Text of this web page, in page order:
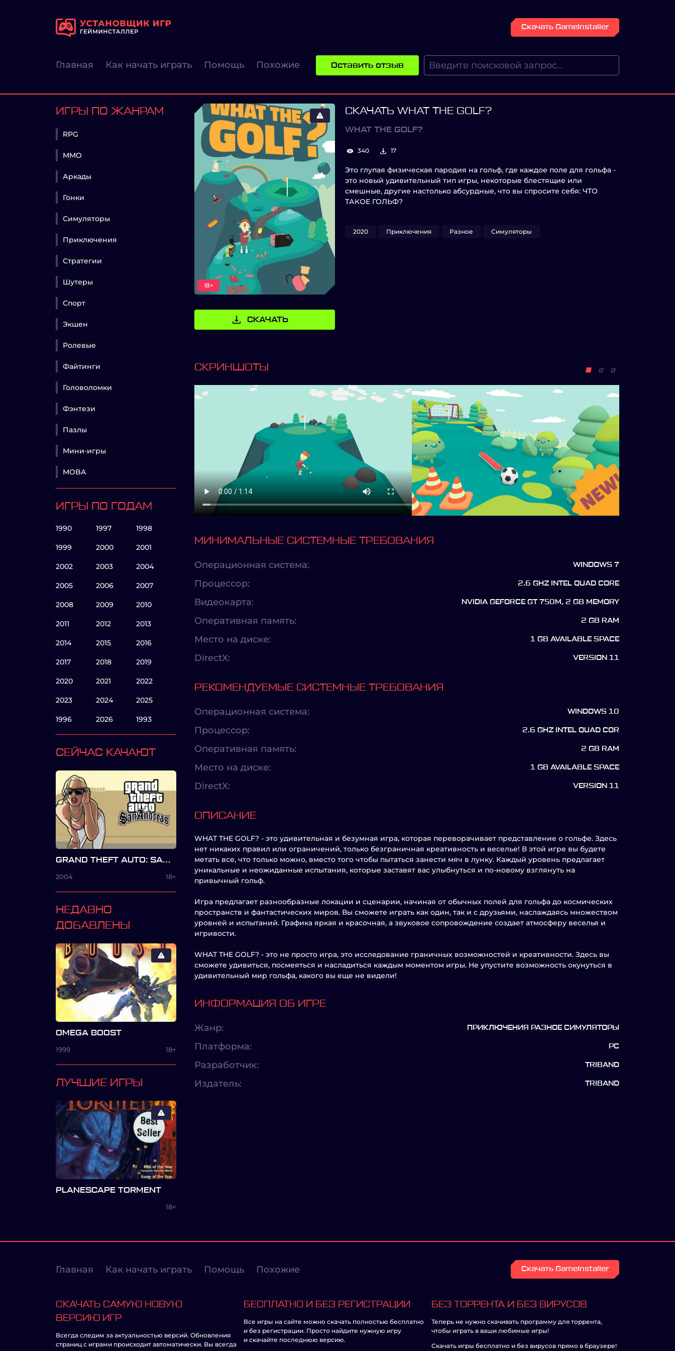
Скачать GameInstaller
Главная Как начать играть Помощь Похожие Оставить отзыв
ИГРЫ ПО ЖАНРАМ
RPG
MMO
Аркады
Гонки
Симуляторы
Приключения
Стратегии
Шутеры
Спорт
Экшен
Ролевые
Файтинги
Головоломки
Фэнтези
Пазлы
Мини-игры
MOBA
ИГРЫ ПО ГОДАМ
1990 1997 1998
1999 2000 2001
2002 2003 2004
2005 2006 2007
2008 2009 2010
2011 2012 2013
2014 2015 2016
2017 2018 2019
2020 2021 2022
2023 2024 2025
1996 2026 1993
СЕЙЧАС КАЧАЮТ
GRAND THEFT AUTO: SAN ANDREAS
2004 18+
НЕДАВНО
ДОБАВЛЕНЫ
OMEGA BOOST
1999 18+
ЛУЧШИЕ ИГРЫ
PLANESCAPE TORMENT
18+
18+
СКАЧАТЬ
СКАЧАТЬ WHAT THE GOLF?
WHAT THE GOLF?
340 17
Это глупая физическая пародия на гольф, где каждое поле для гольфа -
это новый удивительный тип игры, некоторые блестящие или
смешные, другие настолько абсурдные, что вы спросите себя: ЧТО
ТАКОЕ ГОЛЬФ?
2020 Приключения Разное Симуляторы
СКРИНШОТЫ
МИНИМАЛЬНЫЕ СИСТЕМНЫЕ ТРЕБОВАНИЯ
Операционная система: WINDOWS 7
Процессор: 2.6 GHZ INTEL QUAD CORE
Видеокарта: NVIDIA GEFORCE GT 750M, 2 GB MEMORY
Оперативная память: 2 GB RAM
Место на диске: 1 GB AVAILABLE SPACE
DirectX: VERSION 11
РЕКОМЕНДУЕМЫЕ СИСТЕМНЫЕ ТРЕБОВАНИЯ
Операционная система: WINDOWS 10
Процессор: 2.6 GHZ INTEL QUAD COR
Оперативная память: 2 GB RAM
Место на диске: 1 GB AVAILABLE SPACE
DirectX: VERSION 11
ОПИСАНИЕ
WHAT THE GOLF? - это удивительная и безумная игра, которая переворачивает представление о гольфе. Здесь
нет никаких правил или ограничений, только безграничная креативность и веселье! В этой игре вы будете
метать все, что только можно, вместо того чтобы пытаться занести мяч в лунку. Каждый уровень предлагает
уникальные и неожиданные испытания, которые заставят вас улыбнуться и по-новому взглянуть на
привычный гольф.
Игра предлагает разнообразные локации и сценарии, начиная от обычных полей для гольфа до космических
пространств и фантастических миров. Вы сможете играть как один, так и с друзьями, наслаждаясь множеством
уровней и испытаний. Графика яркая и красочная, а звуковое сопровождение создает атмосферу веселья и
игривости.
WHAT THE GOLF? - это не просто игра, это исследование граничных возможностей и креативности. Здесь вы
сможете удивиться, посмеяться и насладиться каждым моментом игры. Не упустите возможность окунуться в
удивительный мир гольфа, какого вы еще не видели!
ИНФОРМАЦИЯ ОБ ИГРЕ
Жанр: ПРИКЛЮЧЕНИЯ РАЗНОЕ СИМУЛЯТОРЫ
Платформа: PC
Разработчик: TRIBAND
Издатель: TRIBAND
Главная Как начать играть Помощь Похожие Скачать GameInstaller
СКАЧАТЬ САМУЮ НОВУЮ
ВЕРСИЮ ИГР
Всегда следим за актуальностью версий. Обновления
страниц с играми происходит автоматически. Вы всегда
БЕСПЛАТНО И БЕЗ РЕГИСТРАЦИИ
Все игры на сайте можно скачать полностью бесплатно
и без регистрации. Просто найдите нужную игру
и скачайте последнюю версию.
БЕЗ ТОРРЕНТА И БЕЗ ВИРУСОВ
Теперь не нужно скачивать программу для торрента,
чтобы играть в ваши любимые игры!
Скачать игры бесплатно и без вирусов прямо в браузере!